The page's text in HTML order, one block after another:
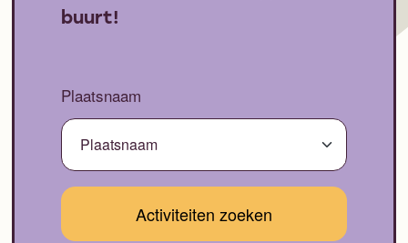
buurt!
Plaatsnaam